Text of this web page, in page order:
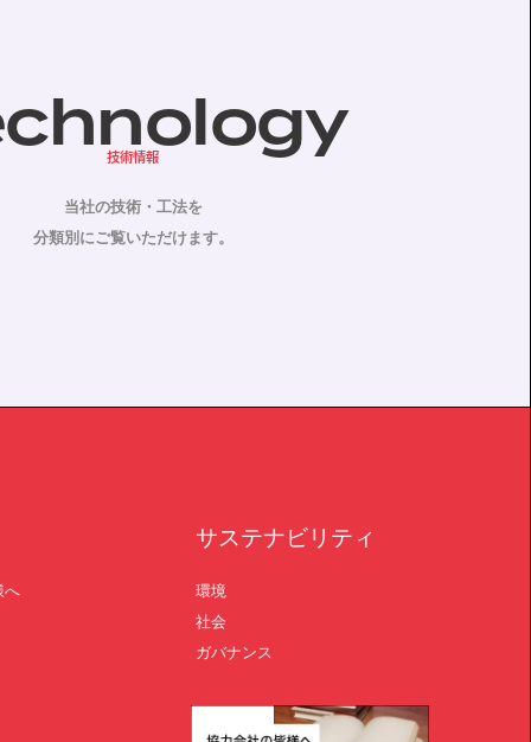
技術情報
当社の技術・工法を
分類別にご覧いただけます。
へ
サステナビリティ
環境
社会
ガバナンス